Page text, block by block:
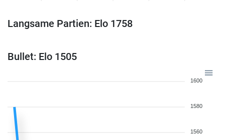
Langsame Partien: Elo 1758
Bullet: Elo 1505
1600
1580
1560